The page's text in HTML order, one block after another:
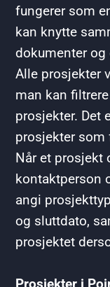
fungerer som
kan knytte
dokumenter
Alle prosjekter
man kan
prosjekter. Det
prosjekter som
Når et prosjekt
kontaktperson
angi
og sluttdato,
prosjektet
Prosjekter i